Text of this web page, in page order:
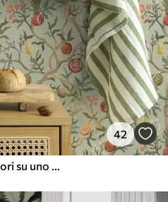
42
Frutti di melograno, pere e fiori su uno sfondo verde chiaro